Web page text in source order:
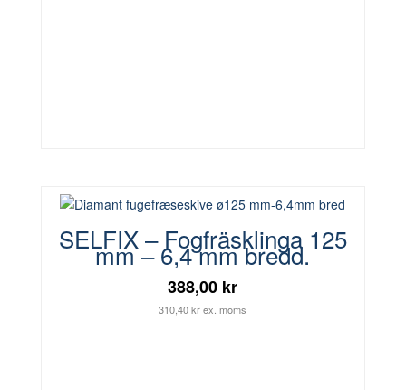
SELFIX – Fogfräsklinga 125
mm – 6,4 mm bredd.
388,00 kr
310,40 kr ex. moms